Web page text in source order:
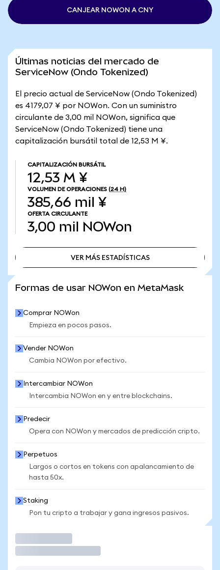
CANJEAR NOWON A CNY
Últimas noticias del mercado de
ServiceNow (Ondo Tokenized)
El precio actual de ServiceNow (Ondo Tokenized)
es 4179,07 ¥ por NOWon. Con un suministro
circulante de 3,00 mil NOWon, significa que
ServiceNow (Ondo Tokenized) tiene una
capitalización bursátil total de 12,53 M ¥.
CAPITALIZACIÓN BURSÁTIL
12,53 M ¥
VOLUMEN DE OPERACIONES (24 H)
385,66 mil ¥
OFERTA CIRCULANTE
3,00 mil NOWon
VER MÁS ESTADÍSTICAS
Formas de usar NOWon en MetaMask
Comprar NOWon
Empieza en pocos pasos.
Vender NOWon
Cambia NOWon por efectivo.
Intercambiar NOWon
Intercambia NOWon en y entre blockchains.
Predecir
Opera con NOWon y mercados de predicción cripto.
Perpetuos
Largos o cortos en tokens con apalancamiento de
hasta 50x.
Staking
Pon tu cripto a trabajar y gana ingresos pasivos.